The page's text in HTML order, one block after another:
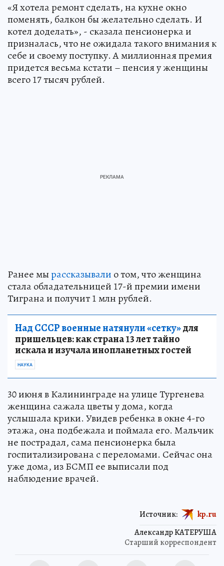
«Я хотела ремонт сделать, на кухне окно
поменять, балкон бы желательно сделать. И
котел доделать», - сказала пенсионерка и
призналась, что не ожидала такого внимания к
себе и своему поступку. А миллионная премия
придется весьма кстати – пенсия у женщины
всего 17 тысяч рублей.
Ранее мырассказывали о том, что женщина
стала обладательницей 17-й премии имени
Тиграна и получит 1 млн рублей.
Над СССР военные натянули «сетку»для
пришельцев: как страна 13 лет тайно
искала и изучала инопланетных гостей
НАУКА
30 июня в Калининграде на улице Тургенева
женщина сажала цветы у дома, когда
услышала крики. Увидев ребенка в окне 4-го
этажа, она подбежала и поймала его. Мальчик
не пострадал, сама пенсионерка была
госпитализирована с переломами. Сейчас она
уже дома, из БСМП ее выписали под
наблюдение врачей.
Александр КАТЕРУША
Старший корреспондент
Источник: kp.ru